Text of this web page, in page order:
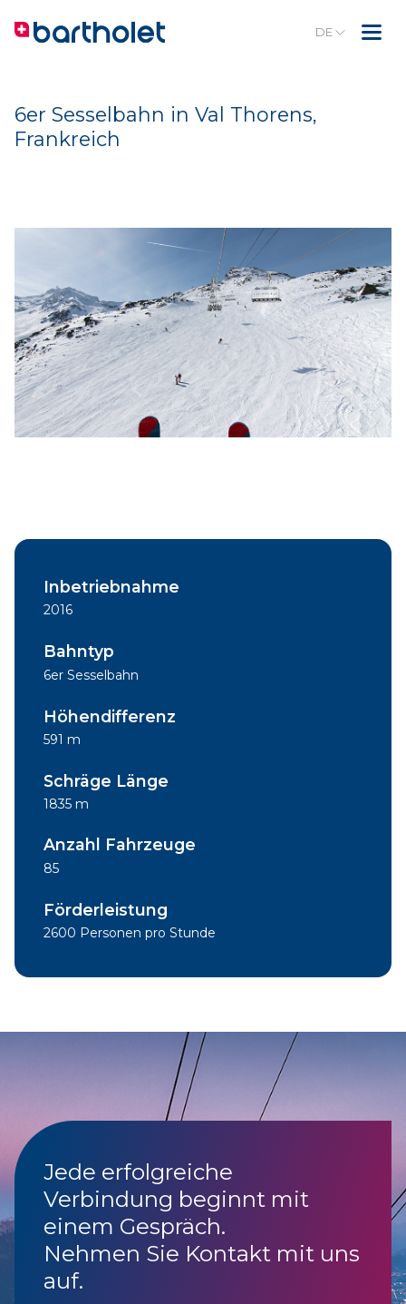
DE
6er Sesselbahn in Val Thorens,
Frankreich
Inbetriebnahme
2016
Bahntyp
6er Sesselbahn
Höhendifferenz
591 m
Schräge Länge
1835 m
Anzahl Fahrzeuge
85
Förderleistung
2600 Personen pro Stunde
Jede erfolgreiche
Verbindung beginnt mit
einem Gespräch.
Nehmen Sie Kontakt mit uns
auf.